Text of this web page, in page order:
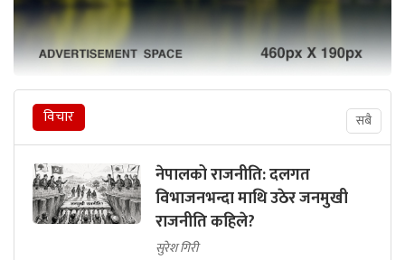
विचार सबै
नेपालको राजनीति: दलगत
विभाजनभन्दा माथि उठेर जनमुखी
राजनीति कहिले?
सुरेश गिरी